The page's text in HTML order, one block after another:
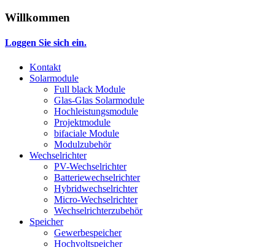
Willkommen
Loggen Sie sich ein.
Kontakt
Solarmodule
Full black Module
Glas-Glas Solarmodule
Hochleistungsmodule
Projektmodule
bifaciale Module
Modulzubehör
Wechselrichter
PV-Wechselrichter
Batteriewechselrichter
Hybridwechselrichter
Micro-Wechselrichter
Wechselrichterzubehör
Speicher
Gewerbespeicher
Hochvoltspeicher